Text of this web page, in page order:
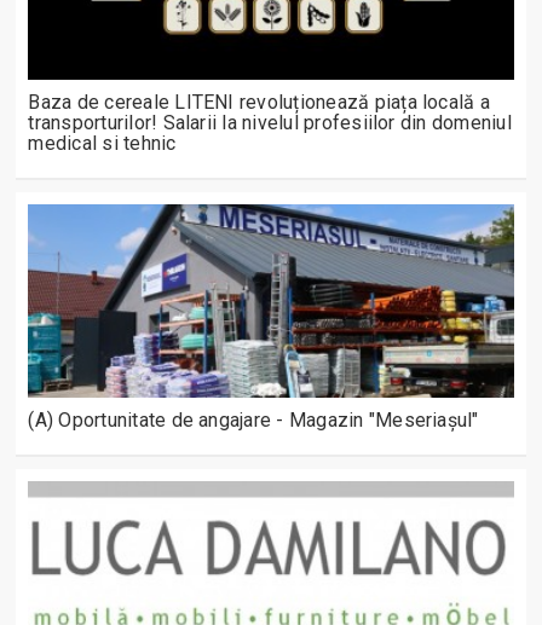
Baza de cereale LITENI revoluționează piața locală a
transporturilor! Salarii la nivelul profesiilor din domeniul
medical si tehnic
(A) Oportunitate de angajare - Magazin "Meseriașul"